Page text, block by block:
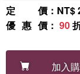
定價 ：
優惠價 ： 90
加入